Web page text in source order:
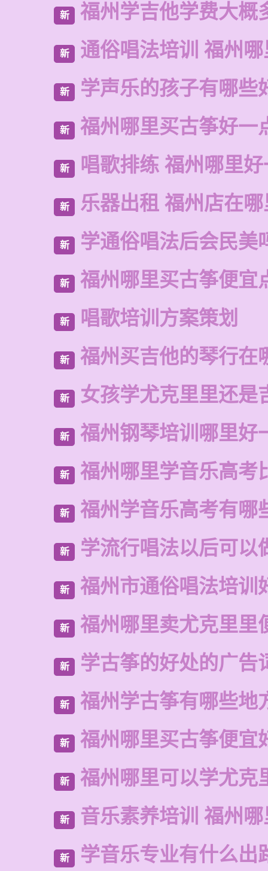
新 福州学吉他学费大概
新 通俗唱法培训 福州
新 学声乐的孩子有哪些
新 福州哪里买古筝好一
新 唱歌排练 福州哪里
新 乐器出租 福州店在
新 学通俗唱法后会民美
新 福州哪里买古筝便宜
新 唱歌培训方案策划
新 福州买吉他的琴行在
新 女孩学尤克里里还是
新 福州钢琴培训哪里好
新 福州哪里学音乐高考
新 福州学音乐高考有哪
新 学流行唱法以后可以
新 福州市通俗唱法培训
新 福州哪里卖尤克里里
新 学古筝的好处的广告
新 福州学古筝有哪些地
新 福州哪里买古筝便宜
新 福州哪里可以学尤克
新 音乐素养培训 福州
新 学音乐专业有什么出